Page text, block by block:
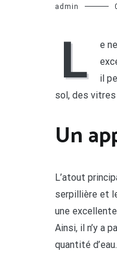
admin
L
e
il
sol, des
Un
L’atout
serpillière et
une
Ainsi, il n’y a
quantité d’eau.